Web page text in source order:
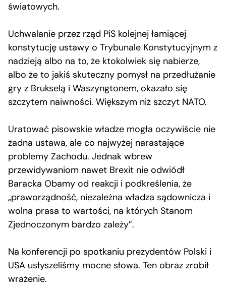
światowych.
Uchwalanie przez rząd PiS kolejnej łamiącej
konstytucję ustawy o Trybunale Konstytucyjnym z
nadzieją albo na to, że ktokolwiek się nabierze,
albo że to jakiś skuteczny pomysł na przedłużanie
gry z Brukselą i Waszyngtonem, okazało się
szczytem naiwności. Większym niż szczyt NATO.
Uratować pisowskie władze mogła oczywiście nie
żadna ustawa, ale co najwyżej narastające
problemy Zachodu. Jednak wbrew
przewidywaniom nawet Brexit nie odwiódł
Baracka Obamy od reakcji i podkreślenia, że
„praworządność, niezależna władza sądownicza i
wolna prasa to wartości, na których Stanom
Zjednoczonym bardzo zależy”.
Na konferencji po spotkaniu prezydentów Polski i
USA usłyszeliśmy mocne słowa. Ten obraz zrobił
wrażenie.